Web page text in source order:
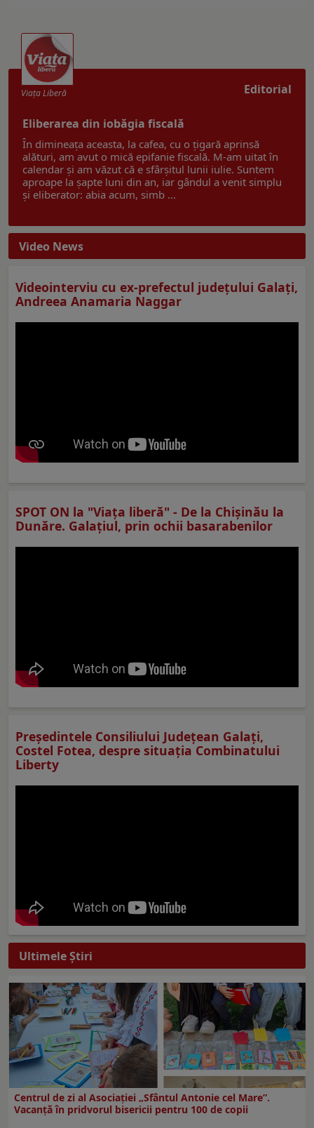
Editorial
Viaţa Liberă
Eliberarea din iobăgia fiscală
În dimineața aceasta, la cafea, cu o țigară aprinsă
alături, am avut o mică epifanie fiscală. M-am uitat în
calendar și am văzut că e sfârșitul lunii iulie. Suntem
aproape la șapte luni din an, iar gândul a venit simplu
și eliberator: abia acum, simb ...
Video News
Videointerviu cu ex-prefectul judeţului Galaţi,
Andreea Anamaria Naggar
SPOT ON la "Viaţa liberă" - De la Chișinău la
Dunăre. Galațiul, prin ochii basarabenilor
Preşedintele Consiliului Judeţean Galaţi,
Costel Fotea, despre situaţia Combinatului
Liberty
Ultimele Ştiri
Centrul de zi al Asociației „Sfântul Antonie cel Mare”.
Vacanță în pridvorul bisericii pentru 100 de copii